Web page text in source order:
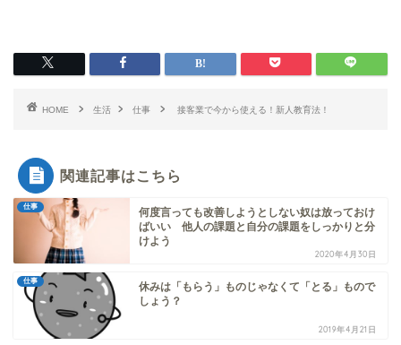
HOME 生活 仕事 接客業で今から使える！新人教育法！
関連記事はこちら
仕事
何度言っても改善しようとしない奴は放っておけ
ばいい 他人の課題と自分の課題をしっかりと分
けよう
2020年4月30日
仕事
休みは「もらう」ものじゃなくて「とる」もので
しょう？
2019年4月21日